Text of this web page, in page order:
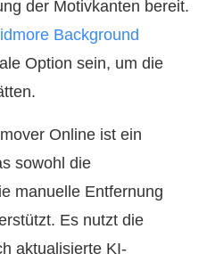
der Motivkanten bereit.
Background
Option sein, um die
Online ist ein
sowohl die
manuelle Entfernung
Es nutzt die
aktualisierte KI-